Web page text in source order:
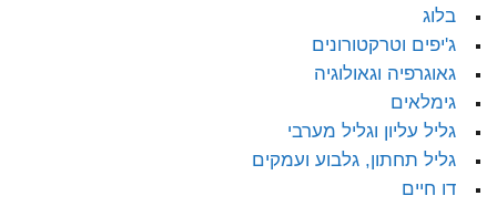
בלוג
ג'יפים וטרקטורונים
גאוגרפיה וגאולוגיה
גימלאים
גליל עליון וגליל מערבי
גליל תחתון, גלבוע ועמקים
דו חיים